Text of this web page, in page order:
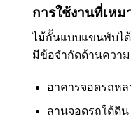
การใช้งานที่เหม
ไม้กั้นแบบแขนพับไ
มีข้อจำกัดด้านความ
อาคารจอดรถห
ลานจอดรถใต้ดิน